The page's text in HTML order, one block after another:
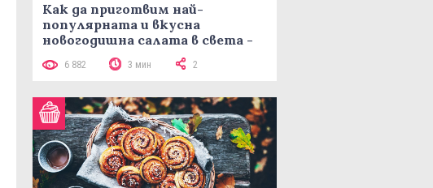
Как да приготвим най-
популярната и вкусна
новогодишна салата в света -
рецепта Мимоза
6 882 3 мин 2